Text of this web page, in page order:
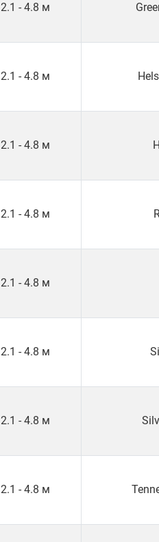
2.1 - 4.8 м
2.1 - 4.8 м
2.1 - 4.8 м
2.1 - 4.8 м
2.1 - 4.8 м
2.1 - 4.8 м
2.1 - 4.8 м
2.1 - 4.8 м